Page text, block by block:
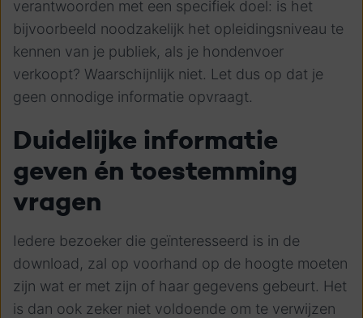
verantwoorden met een specifiek doel: is het
bijvoorbeeld noodzakelijk het opleidingsniveau te
kennen van je publiek, als je hondenvoer
verkoopt? Waarschijnlijk niet. Let dus op dat je
geen onnodige informatie opvraagt.
Duidelijke informatie
geven én toestemming
vragen
Iedere bezoeker die geïnteresseerd is in de
download, zal op voorhand op de hoogte moeten
zijn wat er met zijn of haar gegevens gebeurt. Het
is dan ook zeker niet voldoende om te verwijzen